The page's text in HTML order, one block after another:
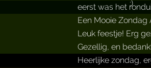
eerst was het
Een Mooie Zondag
Leuk feestje! Erg
Gezellig, en
Heerlijke zondag,